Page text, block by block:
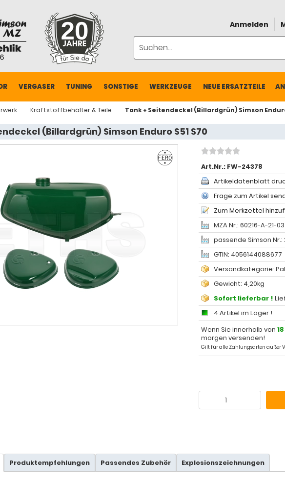
Anmelden
VERGASER TUNING SONSTIGE WERKZEUGE NEUE ERSATZTEILE
Kraftstoffbehälter & Teile Tank + Seitendeckel (Billardgrün) Simson Enduro
(Billardgrün) Simson Enduro S51 S70
Art.Nr.: FW-24378
Artikeldatenblatt
Frage zum Artikel
Zum Merkzettel
MZA Nr.: 60216-A-21-03
passende Simson Nr.:
GTIN: 4056144088677
Versandkategorie:
Gewicht: 4,20kg
Sofort lieferbar !
4 Artikel im Lager !
Wenn Sie innerhalb von
morgen versenden!
Gilt für alle Zahlungsarten außer
Produktempfehlungen Passendes Zubehör Explosionszeichnungen